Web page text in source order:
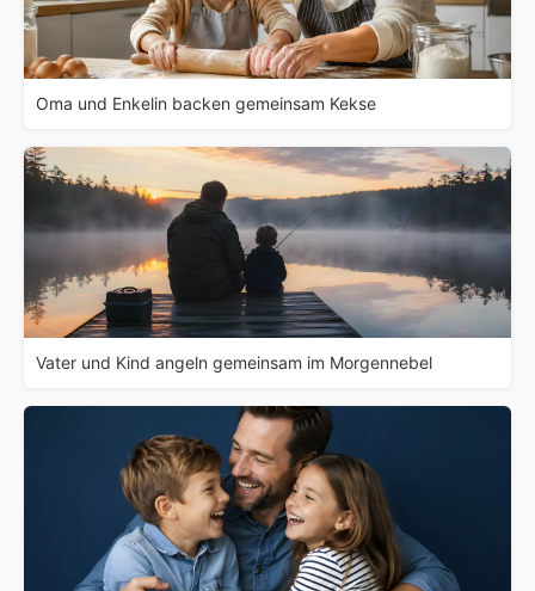
Oma und Enkelin backen gemeinsam Kekse
Vater und Kind angeln gemeinsam im Morgennebel